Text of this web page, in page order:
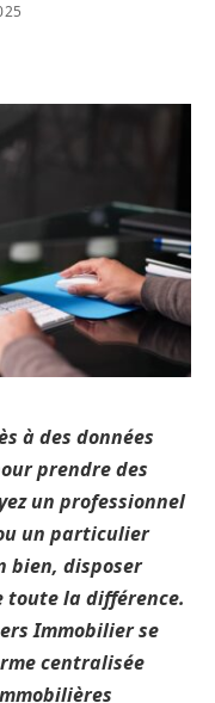
à des données
prendre des
un professionnel
un particulier
bien, disposer
toute la différence.
Immobilier se
centralisée